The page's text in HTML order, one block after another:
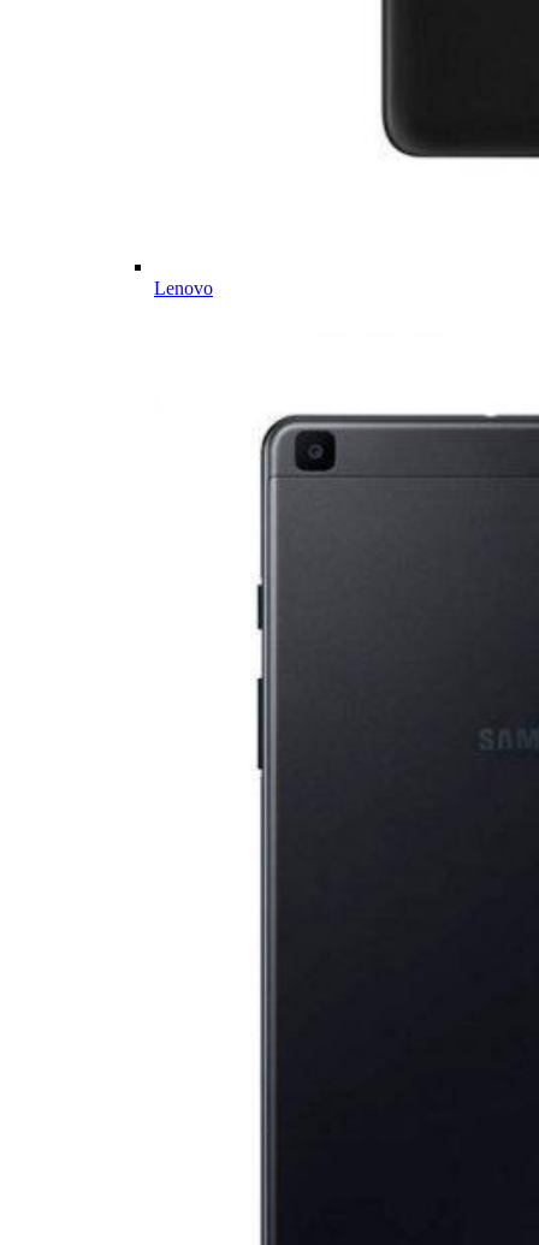
Lenovo